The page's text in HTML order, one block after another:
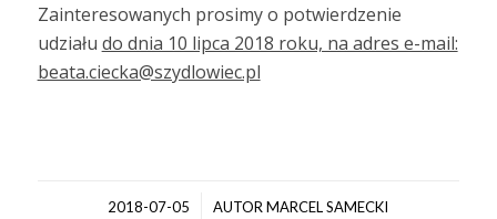
Zainteresowanych prosimy o potwierdzenie
udziału do dnia 10 lipca 2018 roku, na adres e-mail:
beata.ciecka@szydlowiec.pl
2018-07-05
/ AUTORMARCEL SAMECKI